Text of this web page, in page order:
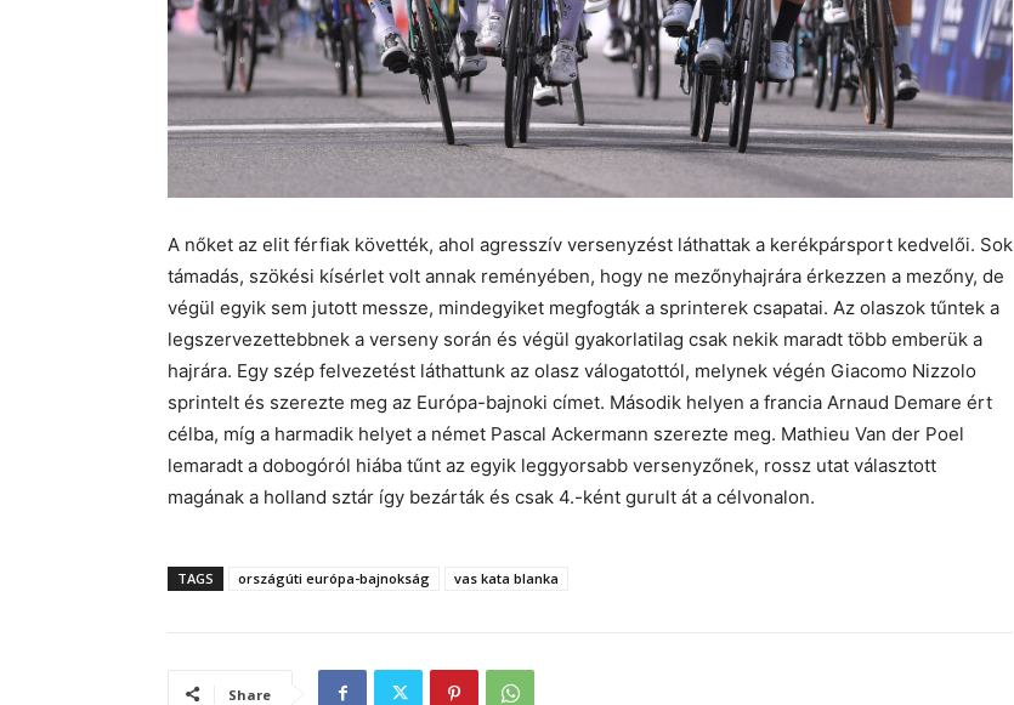
A nőket az elit férfiak követték, ahol agresszív versenyzést láthattak a kerékpársport kedvelői. Sok
támadás, szökési kísérlet volt annak reményében, hogy ne mezőnyhajrára érkezzen a mezőny, de
végül egyik sem jutott messze, mindegyiket megfogták a sprinterek csapatai. Az olaszok tűntek a
legszervezettebbnek a verseny során és végül gyakorlatilag csak nekik maradt több emberük a
hajrára. Egy szép felvezetést láthattunk az olasz válogatottól, melynek végén Giacomo Nizzolo
sprintelt és szerezte meg az Európa-bajnoki címet. Második helyen a francia Arnaud Demare ért
célba, míg a harmadik helyet a német Pascal Ackermann szerezte meg. Mathieu Van der Poel
lemaradt a dobogóról hiába tűnt az egyik leggyorsabb versenyzőnek, rossz utat választott
magának a holland sztár így bezárták és csak 4.-ként gurult át a célvonalon.
TAGS országúti európa-bajnokság vas kata blanka
Share